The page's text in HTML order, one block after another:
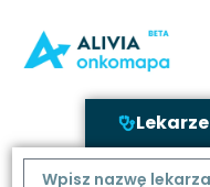
Lekarze